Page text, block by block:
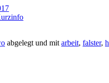
abgelegt und mit arbeit, falster,